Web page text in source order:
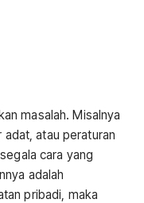
masalah. Misalnya
adat, atau peraturan
cara yang
adalah
pribadi, maka